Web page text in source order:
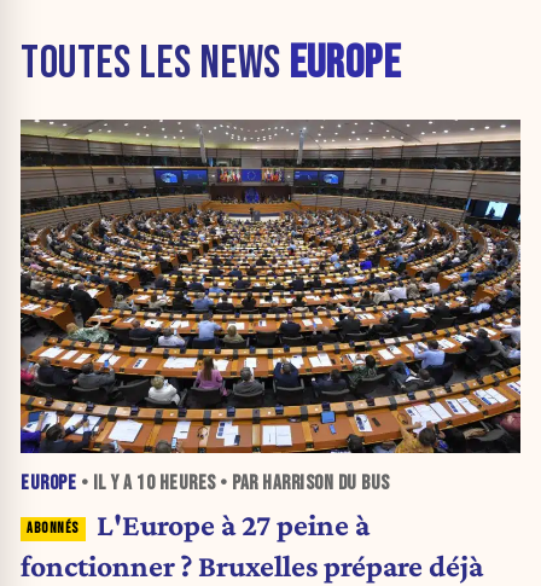
TOUTES LES NEWS EUROPE
EUROPE • IL Y A 10 HEURES• PAR HARRISON DU BUS
L'Europe à 27 peine à
fonctionner ? Bruxelles prépare déjà